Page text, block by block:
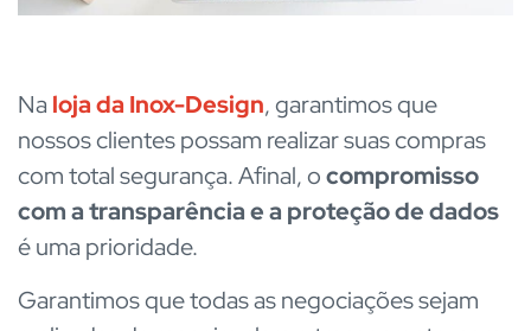
Na loja da Inox-Design, garantimos que
nossos clientes possam realizar suas compras
com total segurança. Afinal, ocompromisso
com a transparência e a proteção de dados
é uma prioridade.
Garantimos que todas as negociações sejam